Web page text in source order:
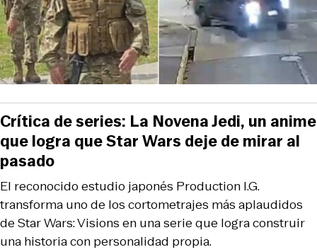
El reconocido estudio japonés Production I.G.
transforma uno de los cortometrajes más aplaudidos
de Star Wars: Visions en una serie que logra construir
una historia con personalidad propia.
Crítica de series: La Novena Jedi, un anime
que logra que Star Wars deje de mirar al
pasado